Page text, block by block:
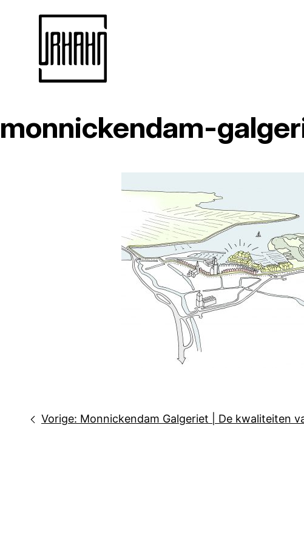
inhoud
monnickendam-
Bericht
Vorige: Monnickendam Galgeriet | De kwaliteiten